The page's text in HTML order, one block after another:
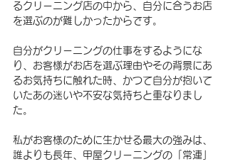
るクリーニング店の中から、自分に合うお店
を選ぶのが難しかったからです。
自分がクリーニングの仕事をするようにな
り、お客様がお店を選ぶ理由やその背景にあ
るお気持ちに触れた時、かつて自分が抱いて
いたあの迷いや不安な気持ちと重なりまし
た。
私がお客様のために生かせる最大の強みは、
誰よりも長年、甲屋クリーニングの「常連」